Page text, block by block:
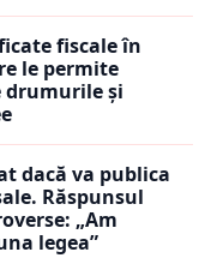
fiscale în
le permite
drumurile și
dacă va publica
Răspunsul
„Am
legea”